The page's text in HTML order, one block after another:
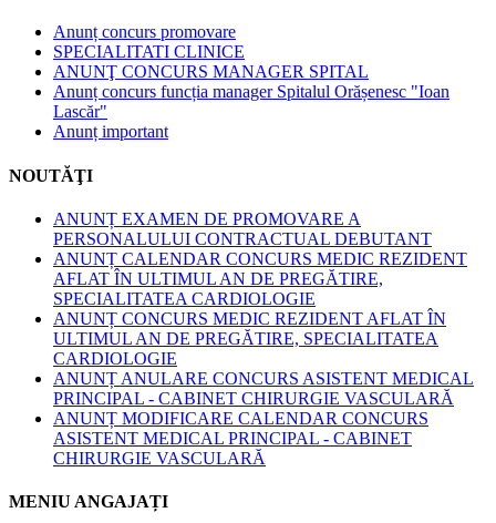
Anunț concurs promovare
SPECIALITATI CLINICE
ANUNŢ CONCURS MANAGER SPITAL
Anunț concurs funcția manager Spitalul Orășenesc "Ioan
Lascăr"
Anunț important
NOUTĂŢI
ANUNȚ EXAMEN DE PROMOVARE A
PERSONALULUI CONTRACTUAL DEBUTANT
ANUNȚ CALENDAR CONCURS MEDIC REZIDENT
AFLAT ÎN ULTIMUL AN DE PREGĂTIRE,
SPECIALITATEA CARDIOLOGIE
ANUNȚ CONCURS MEDIC REZIDENT AFLAT ÎN
ULTIMUL AN DE PREGĂTIRE, SPECIALITATEA
CARDIOLOGIE
ANUNȚ ANULARE CONCURS ASISTENT MEDICAL
PRINCIPAL - CABINET CHIRURGIE VASCULARĂ
ANUNȚ MODIFICARE CALENDAR CONCURS
ASISTENT MEDICAL PRINCIPAL - CABINET
CHIRURGIE VASCULARĂ
MENIU ANGAJAȚI